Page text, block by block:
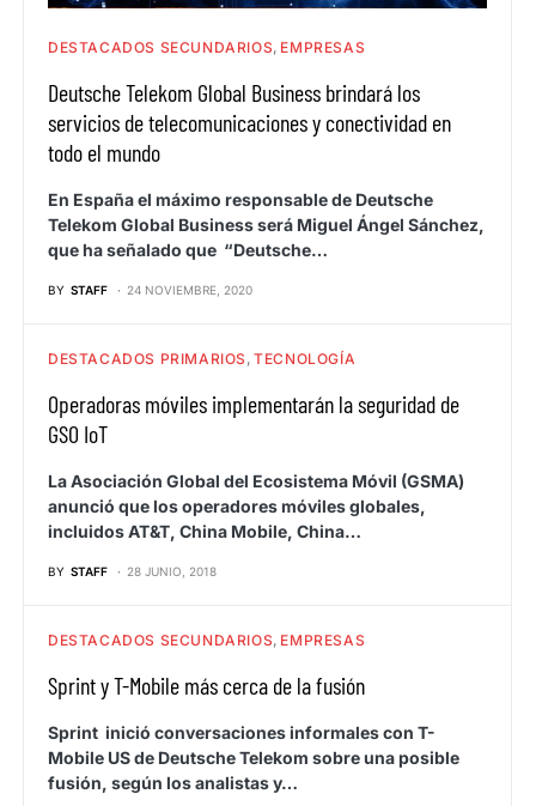
DESTACADOS SECUNDARIOS EMPRESAS
Deutsche Telekom Global Business brindará los
servicios de telecomunicaciones y conectividad en
todo el mundo
En España el máximo responsable de Deutsche
Telekom Global Business será Miguel Ángel Sánchez,
que ha señalado que “Deutsche…
BY STAFF 24 NOVIEMBRE, 2020
DESTACADOS PRIMARIOS TECNOLOGÍA
Operadoras móviles implementarán la seguridad de
GSO IoT
La Asociación Global del Ecosistema Móvil (GSMA)
anunció que los operadores móviles globales,
incluidos AT&T, China Mobile, China…
BY STAFF 28 JUNIO, 2018
DESTACADOS SECUNDARIOS EMPRESAS
Sprint y T-Mobile más cerca de la fusión
Sprint inició conversaciones informales con T-
Mobile US de Deutsche Telekom sobre una posible
fusión, según los analistas y…